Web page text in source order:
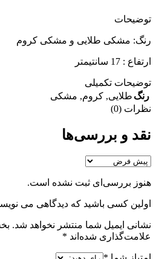
توضیحات
رنگ: مشکی طلایی و مشکی کروم
ارتفاع : 17 سانتیمتر
توضیحات تکمیلی
رنگ طلایی, کروم, مشکی
نظرات (0)
نقد و بررسی‌ها
هنوز بررسی‌ای ثبت نشده است.
اولین کسی باشید که دیدگاهی می
نشانی ایمیل شما منتشر نخواهد شد.
علامت‌گذاری شده‌اند *